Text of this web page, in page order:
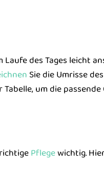
des Tages leicht
Sie die Umrisse
um die
Pflegewichtig.